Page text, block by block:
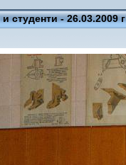
студенти - 26.03.2009 г